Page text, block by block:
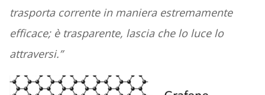
trasporta corrente in maniera estremamente
efficace; è trasparente, lascia che lo luce lo
attraversi.”